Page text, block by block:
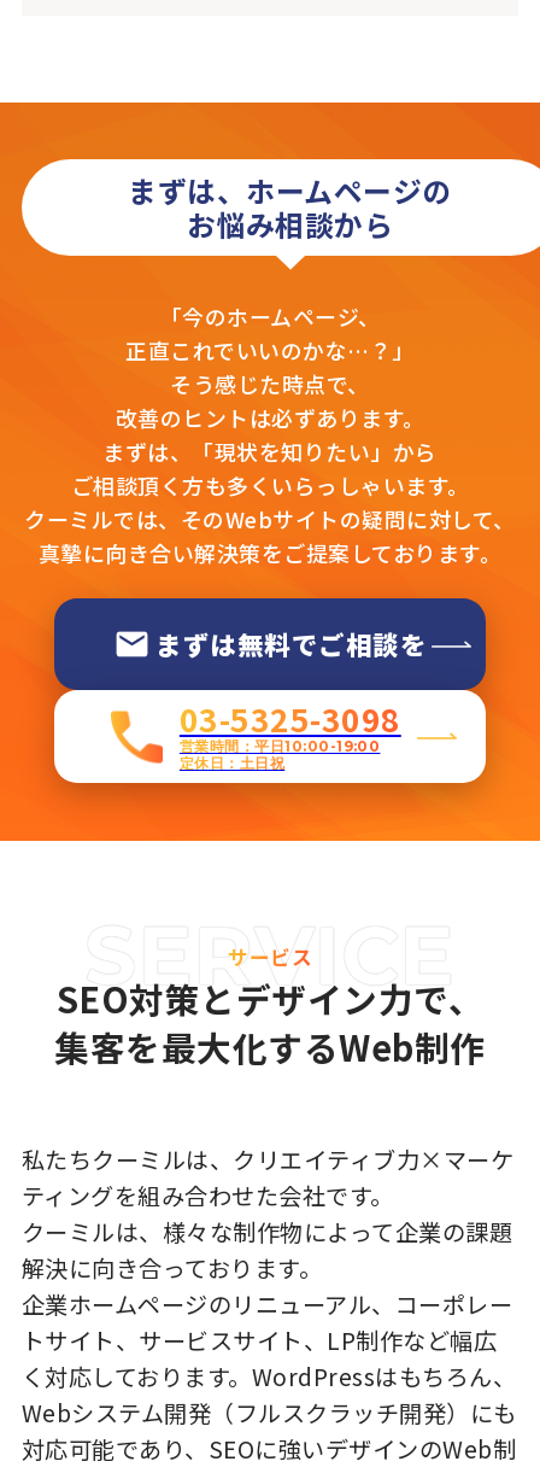
まずは、ホームページの
お悩み相談から
「今のホームページ、
正直これでいいのかな…？」
そう感じた時点で、
改善のヒントは必ずあります。
まずは、「現状を知りたい」から
ご相談頂く方も多くいらっしゃいます。
クーミルでは、そのWebサイトの疑問に対して、
真摯に向き合い解決策をご提案しております。
まずは無料でご相談を
03-5325-3098
営業時間：平日10:00-19:00
定休日：土日祝
サービス
SEO対策とデザイン力で、
集客を最大化するWeb制作
私たちクーミルは、クリエイティブ力×マーケ
ティングを組み合わせた会社です。
クーミルは、様々な制作物によって企業の課題
解決に向き合っております。
企業ホームページのリニューアル、コーポレー
トサイト、サービスサイト、LP制作など幅広
く対応しております。WordPressはもちろん、
Webシステム開発（フルスクラッチ開発）にも
対応可能であり、SEOに強いデザインのWeb制